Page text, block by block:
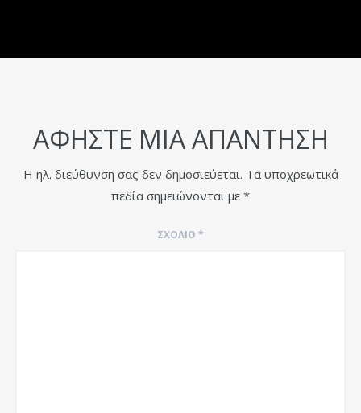
ΑΦΉΣΤΕ ΜΙΑ ΑΠΆΝΤΗΣΗ
Η ηλ. διεύθυνση σας δεν δημοσιεύεται. Τα υποχρεωτικά
πεδία σημειώνονται με *
ΣΧΌΛΙΟ *